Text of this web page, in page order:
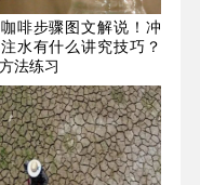
啡步骤图文解说！冲
水有什么讲究技巧？
法练习